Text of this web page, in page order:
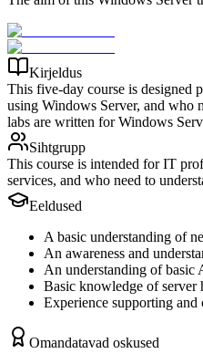
Kirjeldus
This five-day course is designed
using Windows Server, and who
labs are written for Windows
Sihtgrupp
This course is intended for IT
services, and who need to
Eeldused
A basic understanding of
An awareness and
An understanding of basic
Basic knowledge of server
Experience supporting
Omandatavad oskused